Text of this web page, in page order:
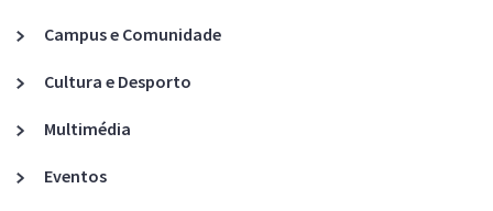
Campus e Comunidade
Cultura e Desporto
Multimédia
Eventos